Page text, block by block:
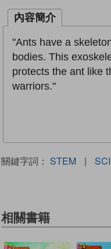
內容簡介
"Ants have a
bodies. This
protects the ant like
warriors."
關鍵字詞： STEM |
相關書籍